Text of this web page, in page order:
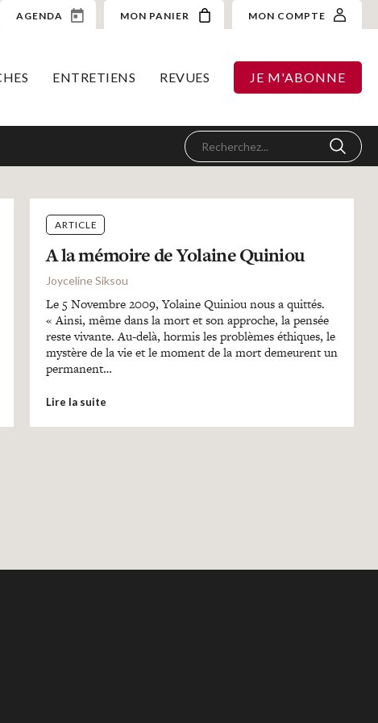
AGENDA MON PANIER MON COMPTE
ENTRETIENS REVUES JE M'ABONNE
ARTICLE
A la mémoire de Yolaine Quiniou
Joyceline Siksou
Le 5 Novembre 2009, Yolaine Quiniou nous a quittés.
« Ainsi, même dans la mort et son approche, la pensée
reste vivante. Au-delà, hormis les problèmes éthiques, le
mystère de la vie et le moment de la mort demeurent un
permanent…
Lire la suite